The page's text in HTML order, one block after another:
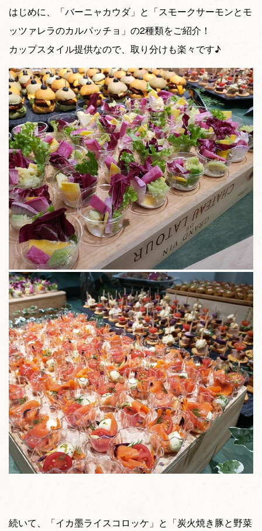
はじめに、「バーニャカウダ」と「スモークサーモンとモ
ッツァレラのカルパッチョ」の2種類をご紹介！
カップスタイル提供なので、取り分けも楽々です♪
続いて、「イカ墨ライスコロッケ」と「炭火焼き豚と野菜